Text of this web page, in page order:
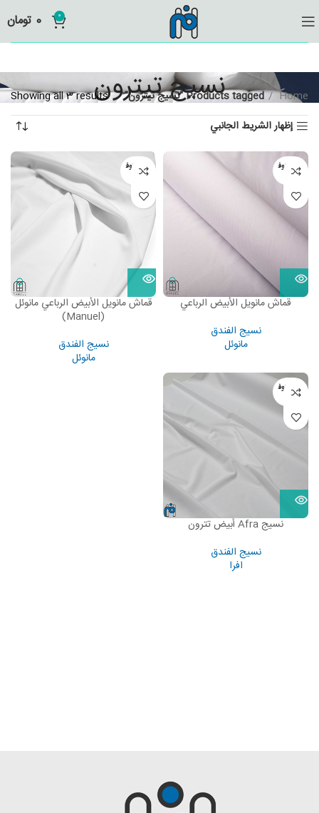
0
0 تومان
نسيج تيترون Home Products tagged “نسيج تيترون”
Showing all 3 results
إظهار الشريط الجانبي
غير متوف
ر
قماش مانويل الأبيض الرباعي
نسيج الفندق
مانوئل
غير متوف
ر
قماش مانويل الأبيض الرباعي مانوئل
(Manuel)
نسيج الفندق
مانوئل
غير متوف
ر
نسيج Afra أبيض تترون
نسيج الفندق
افرا